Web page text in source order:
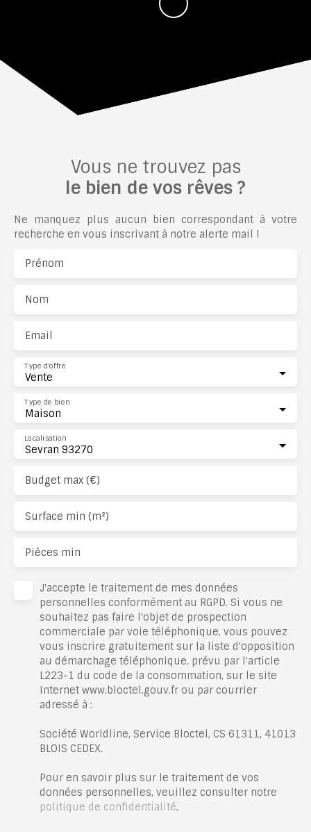
Vous ne trouvez pas
le bien de vos rêves ?
Ne manquez plus aucun bien correspondant à votre
recherche en vous inscrivant à notre alerte mail !
Prénom
Nom
Email
Vente
Type d'offre
Maison
Type de bien
Sevran 93270
Localisation
Budget max (€)
Surface min (m²)
Pièces min
J'accepte le traitement de mes données
personnelles conformément au RGPD. Si vous ne
souhaitez pas faire l'objet de prospection
commerciale par voie téléphonique, vous pouvez
vous inscrire gratuitement sur la liste d'opposition
au démarchage téléphonique, prévu par l'article
L223-1 du code de la consommation, sur le site
Internet www.bloctel.gouv.fr ou par courrier
adressé à :
Société Worldline, Service Bloctel, CS 61311, 41013
BLOIS CEDEX.
Pour en savoir plus sur le traitement de vos
données personnelles, veuillez consulter notre
politique de confidentialité.